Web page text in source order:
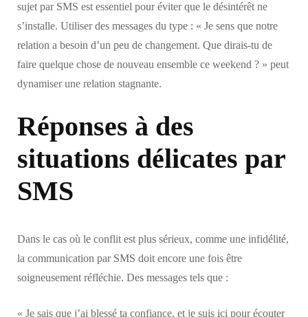
sujet par SMS est essentiel pour éviter que le désintérêt ne
s’installe. Utiliser des messages du type : « Je sens que notre
relation a besoin d’un peu de changement. Que dirais-tu de
faire quelque chose de nouveau ensemble ce weekend ? » peut
dynamiser une relation stagnante.
Réponses à des
situations délicates par
SMS
Dans le cas où le conflit est plus sérieux, comme une infidélité,
la communication par SMS doit encore une fois être
soigneusement réfléchie. Des messages tels que :
« Je sais que j’ai blessé ta confiance, et je suis ici pour écouter